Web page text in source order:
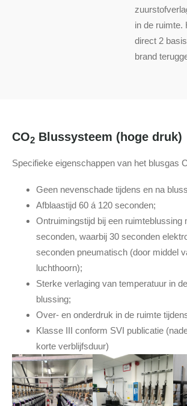
in de ruimte.
direct 2
brand
CO2 Blussysteem (hoge druk)
Specifieke eigenschappen van het blusgas
Geen nevenschade tijdens en na
Afblaastijd 60 á 120 seconden;
Ontruimingstijd bij een ruimteblussing
seconden, waarbij 30 seconden
seconden pneumatisch (door middel
luchthoorn);
Sterke verlaging van temperatuur in
blussing;
Over- en onderdruk in de ruimte
Klasse III conform SVI publicatie
korte verblijfsduur)